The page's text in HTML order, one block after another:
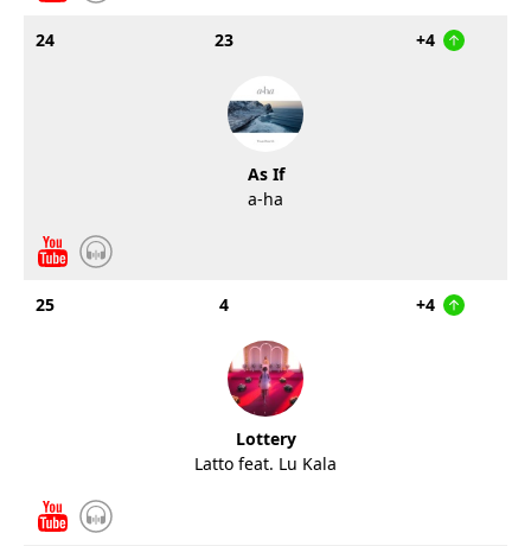
24 23 +4
As If
a-ha
25 4 +4
Lottery
Latto feat. Lu Kala